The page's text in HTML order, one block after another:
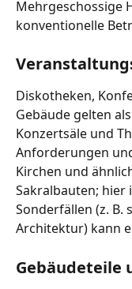
Mehrgeschossige
konventionelle
Diskotheken,
Gebäude gelten
Konzertsäle und
Anforderungen
Kirchen und
Sakralbauten; hier
Sonderfällen (z. B.
Architektur) kann
Gebäudeteile